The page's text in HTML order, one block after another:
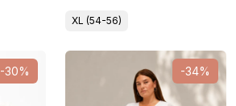
XL (54-56)
-30% -34%